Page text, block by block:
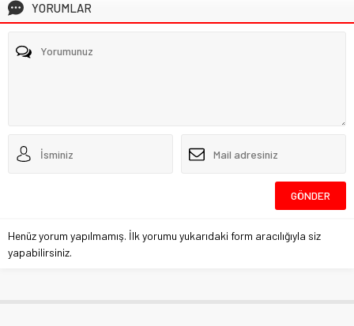
YORUMLAR
Henüz yorum yapılmamış. İlk yorumu yukarıdaki form aracılığıyla siz
yapabilirsiniz.